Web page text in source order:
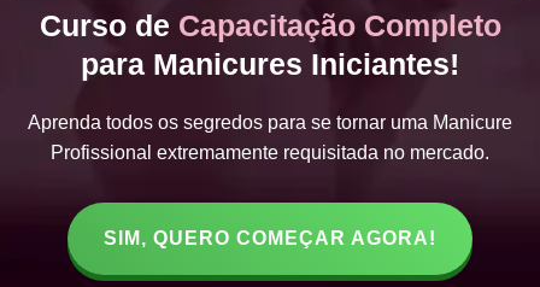
Curso de Capacitação Completo
para Manicures Iniciantes!
Aprenda todos os segredos para se tornar uma Manicure
Profissional extremamente requisitada no mercado.
SIM, QUERO COMEÇAR AGORA!